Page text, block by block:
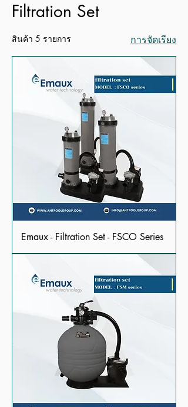
Filtration Set
สินค้า 5 รายการ การจัดเรียง
Emaux - Filtration Set - FSCO Series